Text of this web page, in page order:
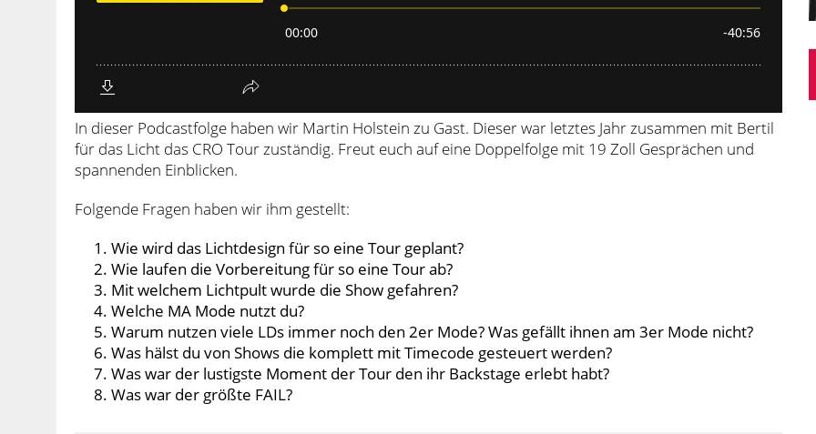
In dieser Podcastfolge haben wir Martin Holstein zu Gast. Dieser war letztes Jahr zusammen mit Bertil
für das Licht das CRO Tour zuständig. Freut euch auf eine Doppelfolge mit 19 Zoll Gesprächen und
spannenden Einblicken.
Folgende Fragen haben wir ihm gestellt:
Wie wird das Lichtdesign für so eine Tour geplant?
Wie laufen die Vorbereitung für so eine Tour ab?
Mit welchem Lichtpult wurde die Show gefahren?
Welche MA Mode nutzt du?
Warum nutzen viele LDs immer noch den 2er Mode? Was gefällt ihnen am 3er Mode nicht?
Was hälst du von Shows die komplett mit Timecode gesteuert werden?
Was war der lustigste Moment der Tour den ihr Backstage erlebt habt?
Was war der größte FAIL?